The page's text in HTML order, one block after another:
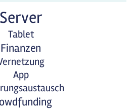
Server
Tablet
Finanzen
App